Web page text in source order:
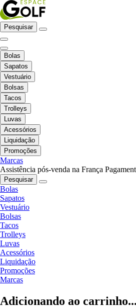
Pesquisar
Bolas
Sapatos
Vestuário
Bolsas
Tacos
Trolleys
Luvas
Acessórios
Liquidação
Promoções
Marcas
Assistência pós-venda na França
Pesquisar
Bolas
Sapatos
Vestuário
Bolsas
Tacos
Trolleys
Luvas
Acessórios
Liquidação
Promoções
Marcas
Adicionando ao carrinho...